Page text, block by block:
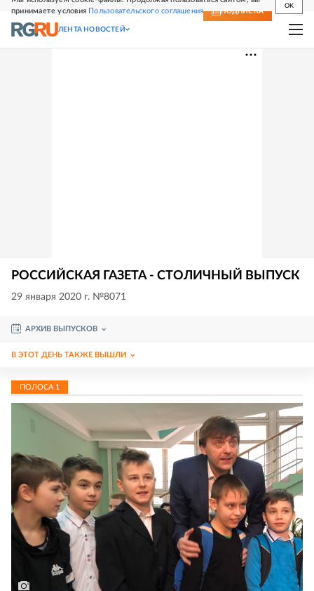
принимаете условия Пользовательского соглашения
OK
СВЕЖИЙ НОМЕР ПОДПИСКА
ЛЕНТА НОВОСТЕЙ
РОССИЙСКАЯ ГАЗЕТА - СТОЛИЧНЫЙ ВЫПУСК
29 января 2020 г. №8071
АРХИВ ВЫПУСКОВ
В ЭТОТ ДЕНЬ ТАКЖЕ ВЫШЛИ
ПОЛОСА 1